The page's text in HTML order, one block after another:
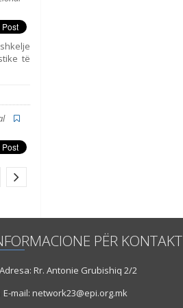
të
PËR KONTAKT
Rr. Antonie Grubishiq 2/2
E-mail: network23@epi.org.mk